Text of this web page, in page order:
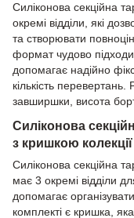
Силіконова секційна
окремі відділи, які
та створювати
формат чудово
допомагає надійно
кількість
завширшки, висота
Силіконова
з кришкою
Силіконова секційна
має 3 окремі відділи
допомагає
комплекті є кришка,